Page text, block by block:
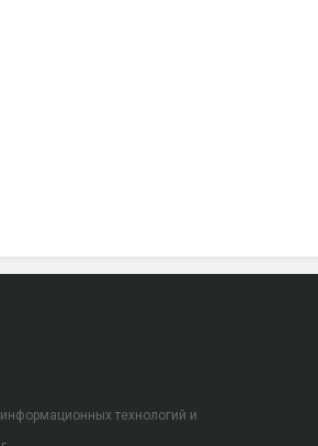
технологий и